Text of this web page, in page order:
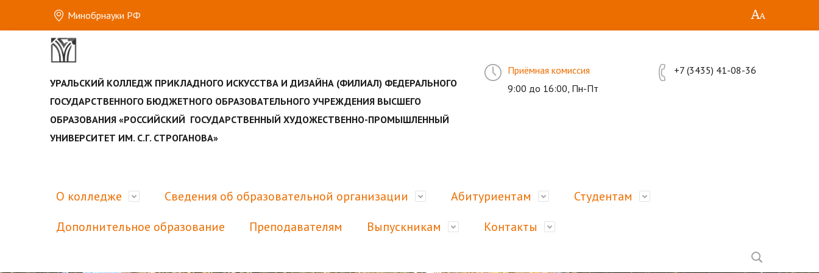
Минобрнауки РФ
УРАЛЬСКИЙ КОЛЛЕДЖ ПРИКЛАДНОГО ИСКУССТВА И ДИЗАЙНА (ФИЛИАЛ) ФЕДЕРАЛЬНОГО
ГОСУДАРСТВЕННОГО БЮДЖЕТНОГО ОБРАЗОВАТЕЛЬНОГО УЧРЕЖДЕНИЯ ВЫСШЕГО
ОБРАЗОВАНИЯ «РОССИЙСКИЙ ГОСУДАРСТВЕННЫЙ ХУДОЖЕСТВЕННО-ПРОМЫШЛЕННЫЙ
УНИВЕРСИТЕТ ИМ. С.Г. СТРОГАНОВА»
Приёмная комиссия
9:00 до 16:00, Пн-Пт
+7 (3435) 41-08-36
О колледже Сведения об образовательной организации Абитуриентам Студентам
Дополнительное образование Преподавателям Выпускникам Контакты